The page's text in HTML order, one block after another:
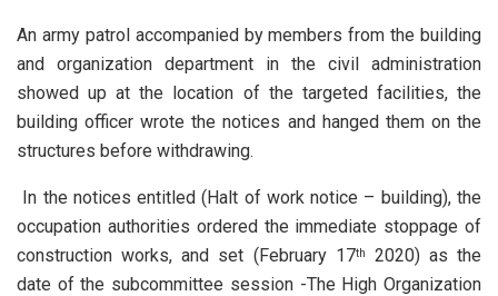
An army patrol accompanied by members from the building
and organization department in the civil administration
showed up at the location of the targeted facilities, the
building officer wrote the notices and hanged them on the
structures before withdrawing.
In the notices entitled (Halt of work notice – building), the
occupation authorities ordered the immediate stoppage of
construction works, and set (February 17th
2020) as the
date of the subcommittee session -The High Organization